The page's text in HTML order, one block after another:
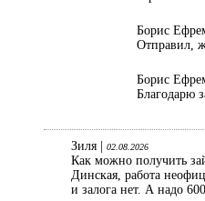
Борис
Отправил,
Борис
Благодарю
Зиля | 02.08.2026
Как можно получить
Динская, работа
и залога нет. А надо